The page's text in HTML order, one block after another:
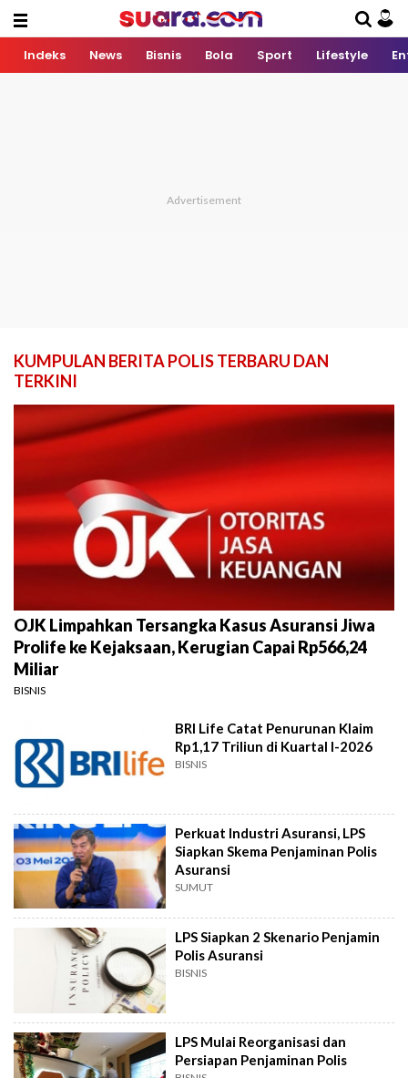
Indeks News Bisnis Bola Sport Lifestyle
KUMPULAN BERITA POLIS TERBARU DAN
TERKINI
OJK Limpahkan Tersangka Kasus Asuransi Jiwa
Prolife ke Kejaksaan, Kerugian Capai Rp566,24
Miliar
BISNIS
BRI Life Catat Penurunan Klaim
Rp1,17 Triliun di Kuartal I-2026
BISNIS
Perkuat Industri Asuransi, LPS
Siapkan Skema Penjaminan Polis
Asuransi
SUMUT
LPS Siapkan 2 Skenario Penjamin
Polis Asuransi
BISNIS
LPS Mulai Reorganisasi dan
Persiapan Penjaminan Polis